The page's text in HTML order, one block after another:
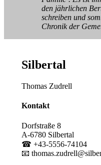
den jährlichen
schreiben und
Chronik der
Silbertal
Thomas Zudrell
Kontakt
Dorfstraße 8
A-6780 Silbertal
☎ +43-5556-74104
📧